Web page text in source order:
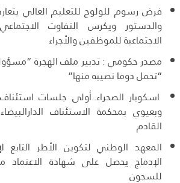
فرض رسوم للولوج للتعليم العالي
والدستور ويكرس التفاوت
الاجتماعية للموظفين والأجراء
مصدر حكومي : تدبير ملف الهجرة
“تحمل دوما نصيبه منها”
اسكوبار الصحراء..أولى جلسات
وبعيوي بمحكمة الاستئناف
القادم
المعهد الوطني لتكوين الأطر التابع
الإدماج يحصل على شهادة الاعتماد
للسجون